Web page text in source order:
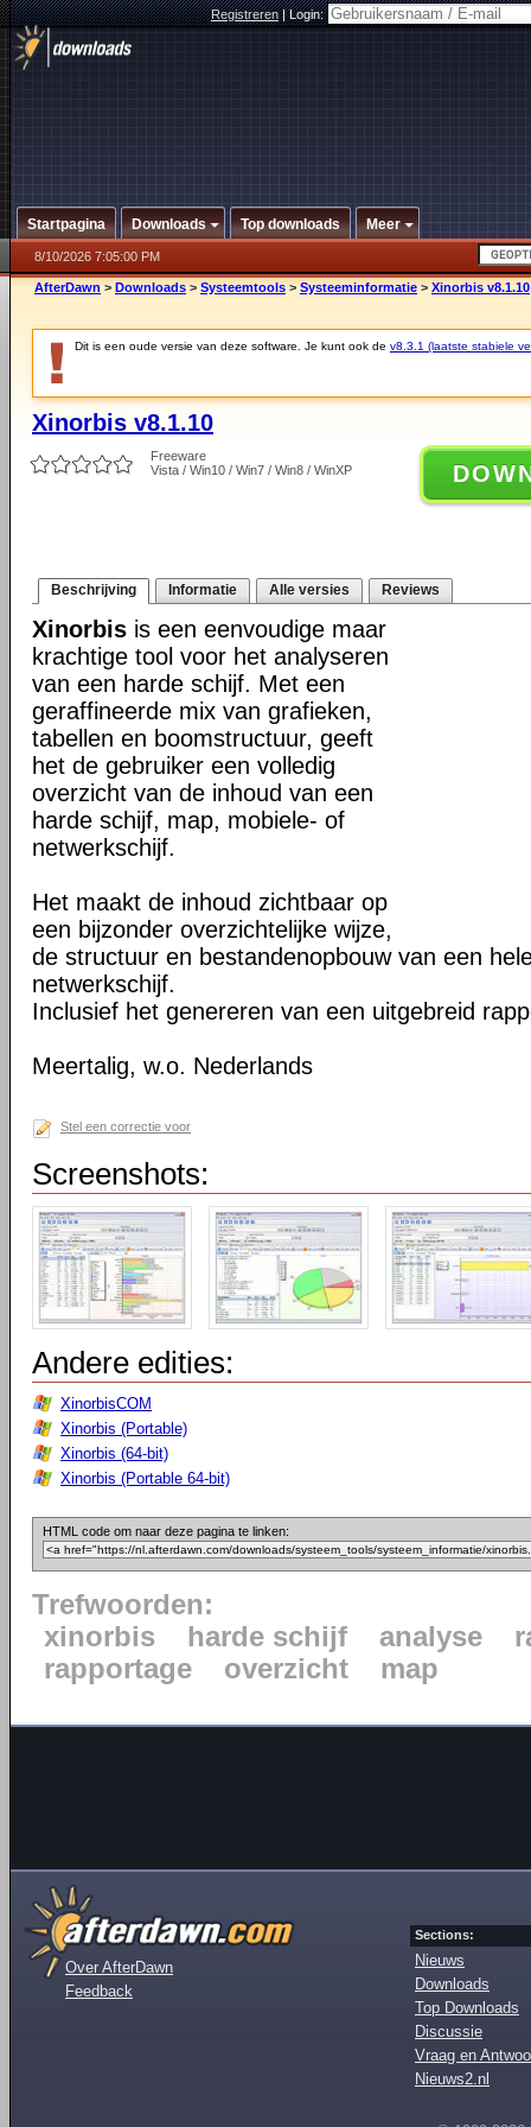
Registreren|Login:
Startpagina Downloads Top downloads Meer
8/10/2026 7:05:00 PM
AfterDawn > Downloads > Systeemtools > Systeeminformatie > Xinorbis v8.1.10
Dit is een oude versie van deze software. Je kunt ook de v8.3.1 (laatste stabiele
Xinorbis v8.1.10
Freeware
Vista / Win10 / Win7 / Win8 / WinXP
Beschrijving Informatie Alle versies Reviews
Xinorbis is een eenvoudige maar
krachtige tool voor het analyseren
van een harde schijf. Met een
geraffineerde mix van grafieken,
tabellen en boomstructuur, geeft
het de gebruiker een volledig
overzicht van de inhoud van een
harde schijf, map, mobiele- of
netwerkschijf.
Het maakt de inhoud zichtbaar op
een bijzonder overzichtelijke wijze,
de structuur en bestandenopbouw van een
netwerkschijf.
Inclusief het genereren van een uitgebreid
Meertalig, w.o. Nederlands
Stel een correctie voor
Screenshots:
Andere edities:
XinorbisCOM
Xinorbis (Portable)
Xinorbis (64-bit)
Xinorbis (Portable 64-bit)
HTML code om naar deze pagina te linken:
Trefwoorden:
xinorbis
harde schijf analyse
rapportage
overzicht map
Over AfterDawn
Feedback
Sections:
Nieuws
Downloads
Top Downloads
Discussie
Vraag en
Nieuws2.nl